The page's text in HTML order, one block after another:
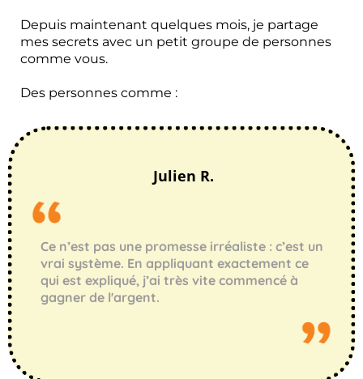
Depuis maintenant quelques mois, je partage
mes secrets avec un petit groupe de personnes
comme vous.
Des personnes comme :
Julien R.
Ce n’est pas une promesse irréaliste : c’est un
vrai système. En appliquant exactement ce
qui est expliqué, j’ai très vite commencé à
gagner de l'argent.